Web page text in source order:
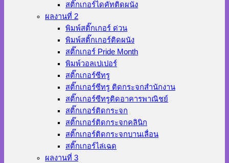
สติ๊กเกอร์ไดคัทติดผนัง
ผลงานที่ 2
พิมพ์สติ๊กเกอร์ ด่วน
พิมพ์สติ๊กเกอร์ติดผนัง
สติ๊กเกอร์ Pride Month
พิมพ์วอลเปเปอร์
สติ๊กเกอร์ซีทรู
สติ๊กเกอร์ซีทรู ติดกระจกสำนักงาน
สติ๊กเกอร์ซีทรูติดอาคารพาณิชย์
สติ๊กเกอร์ติดกระจก
สติ๊กเกอร์ติดกระจกคลินิก
สติ๊กเกอร์ติดกระจกบานเลื่อน
สติ๊กเกอร์ไล่เฉด
ผลงานที่ 3